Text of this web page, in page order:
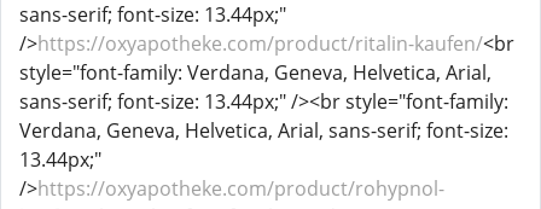
sans-serif; font-size: 13.44px;"
/>https://oxyapotheke.com/product/ritalin-kaufen/<br
style="font-family: Verdana, Geneva, Helvetica, Arial,
sans-serif; font-size: 13.44px;" /><br style="font-family:
Verdana, Geneva, Helvetica, Arial, sans-serif; font-size:
13.44px;"
/>https://oxyapotheke.com/product/rohypnol-